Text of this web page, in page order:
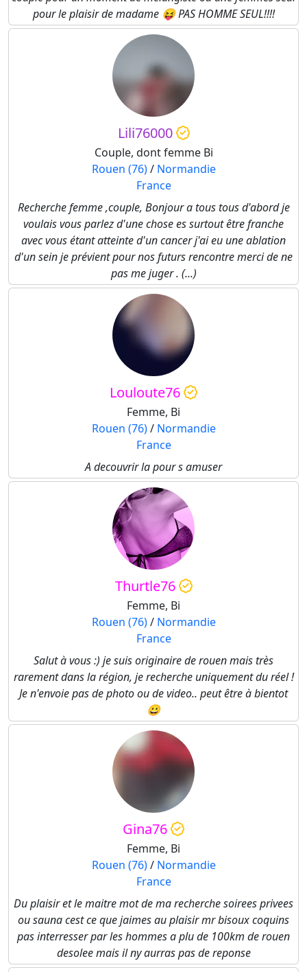
pour le plaisir de madame 😝 PAS HOMME SEUL!!!!
Lili76000
Couple, dont femme Bi
Rouen (76)/ Normandie
France
Recherche femme ,couple, Bonjour a tous tous d'abord je
voulais vous parlez d'une chose es surtout être franche
avec vous étant atteinte d'un cancer j'ai eu une ablation
d'un sein je prévient pour nos futurs rencontre merci de ne
pas me juger . (...)
Louloute76
Femme, Bi
Rouen (76)/ Normandie
France
A decouvrir la pour s amuser
Thurtle76
Femme, Bi
Rouen (76)/ Normandie
France
Salut à vous :) je suis originaire de rouen mais très
rarement dans la région, je recherche uniquement du réel !
Je n'envoie pas de photo ou de video.. peut être à bientot
😀
Gina76
Femme, Bi
Rouen (76)/ Normandie
France
Du plaisir et le maitre mot de ma recherche soirees privees
ou sauna cest ce que jaimes au plaisir mr bisoux coquins
pas interresser par les hommes a plu de 100km de rouen
desolee mais il ny aurras pas de reponse